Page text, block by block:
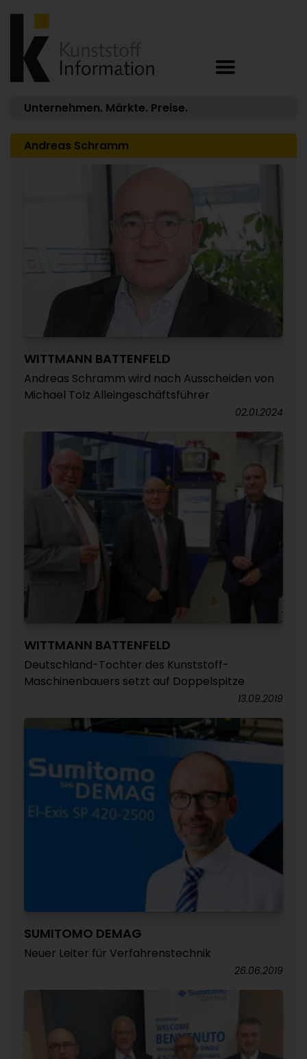
Unternehmen. Märkte. Preise.
Andreas Schramm
WITTMANN BATTENFELD
Andreas Schramm wird nach Ausscheiden von
Michael Tolz Alleingeschäftsführer
02.01.2024
WITTMANN BATTENFELD
Deutschland-Tochter des Kunststoff-
Maschinenbauers setzt auf Doppelspitze
13.09.2019
SUMITOMO DEMAG
Neuer Leiter für Verfahrenstechnik
26.06.2019